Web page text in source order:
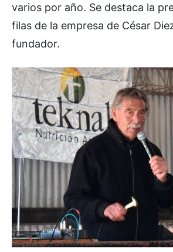
varios por año. Se destaca la
filas de la empresa de César
fundador.